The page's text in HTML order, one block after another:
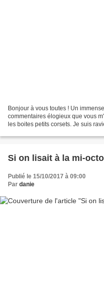
Bonjour à vous toutes ! Un
commentaires élogieux que vous
les boites petits corsets. Je suis
Si on lisait à la mi-
Publié le 15/10/2017 à 09:00
Par danie